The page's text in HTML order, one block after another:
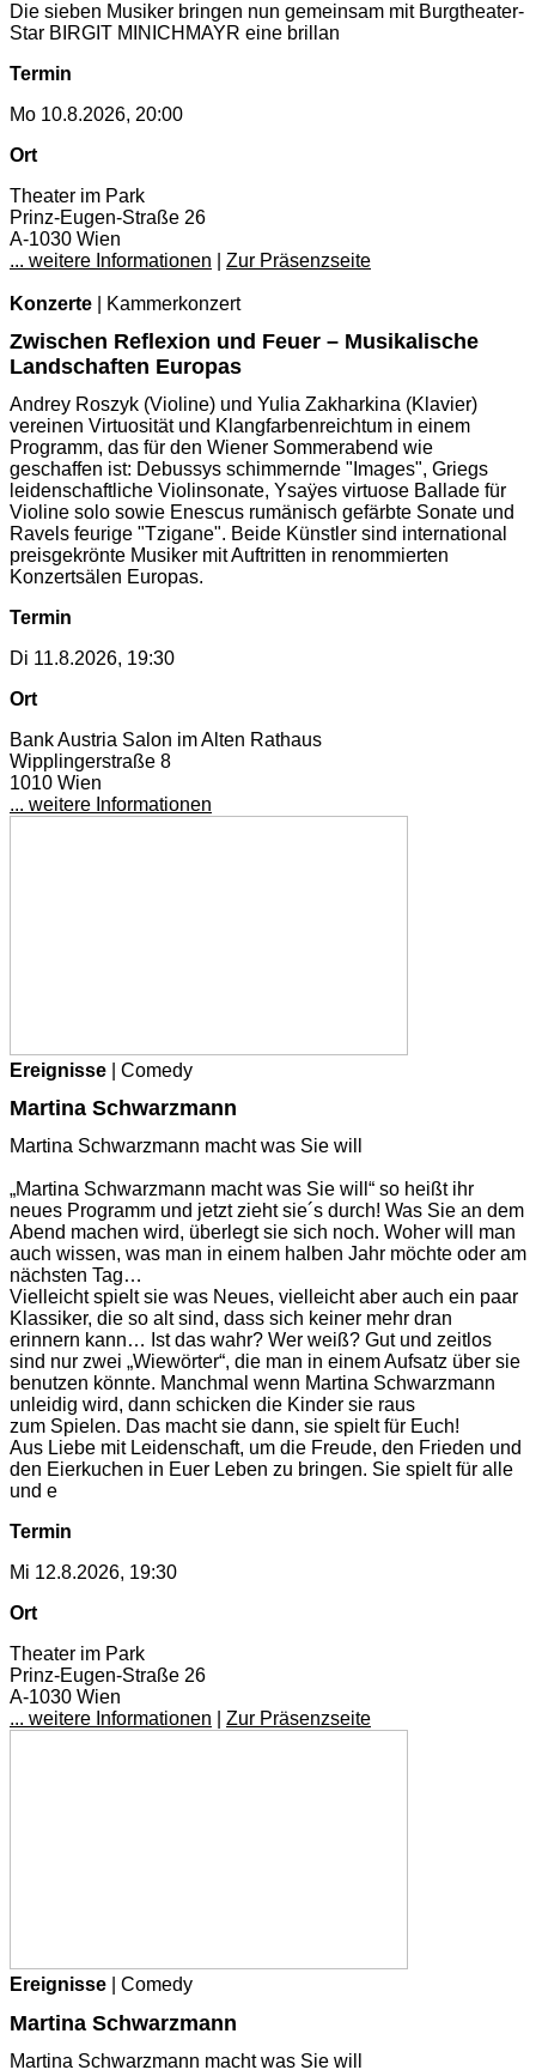
Die sieben Musiker bringen nun gemeinsam mit Burgtheater-
Star BIRGIT MINICHMAYR eine brillan
Termin
Mo 10.8.2026, 20:00
Ort
Theater im Park
Prinz-Eugen-Straße 26
A-1030 Wien
... weitere Informationen
Zur Präsenzseite
Konzerte | Kammerkonzert
Zwischen Reflexion und Feuer – Musikalische
Landschaften Europas
Andrey Roszyk (Violine) und Yulia Zakharkina (Klavier)
vereinen Virtuosität und Klangfarbenreichtum in einem
Programm, das für den Wiener Sommerabend wie
geschaffen ist: Debussys schimmernde "Images", Griegs
leidenschaftliche Violinsonate, Ysaÿes virtuose Ballade für
Violine solo sowie Enescus rumänisch gefärbte Sonate und
Ravels feurige "Tzigane". Beide Künstler sind international
preisgekrönte Musiker mit Auftritten in renommierten
Konzertsälen Europas.
Termin
Di 11.8.2026, 19:30
Ort
Bank Austria Salon im Alten Rathaus
Wipplingerstraße 8
1010 Wien
... weitere Informationen
Ereignisse | Comedy
Martina Schwarzmann
Martina Schwarzmann macht was Sie will
„Martina Schwarzmann macht was Sie will“ so heißt ihr
neues Programm und jetzt zieht sie´s durch! Was Sie an dem
Abend machen wird, überlegt sie sich noch. Woher will man
auch wissen, was man in einem halben Jahr möchte oder am
nächsten Tag…
Vielleicht spielt sie was Neues, vielleicht aber auch ein paar
Klassiker, die so alt sind, dass sich keiner mehr dran
erinnern kann… Ist das wahr? Wer weiß? Gut und zeitlos
sind nur zwei „Wiewörter“, die man in einem Aufsatz über sie
benutzen könnte. Manchmal wenn Martina Schwarzmann
unleidig wird, dann schicken die Kinder sie raus
zum Spielen. Das macht sie dann, sie spielt für Euch!
Aus Liebe mit Leidenschaft, um die Freude, den Frieden und
den Eierkuchen in Euer Leben zu bringen. Sie spielt für alle
und e
Termin
Mi 12.8.2026, 19:30
Ort
Theater im Park
Prinz-Eugen-Straße 26
A-1030 Wien
... weitere Informationen
Zur Präsenzseite
Ereignisse | Comedy
Martina Schwarzmann
Martina Schwarzmann macht was Sie will